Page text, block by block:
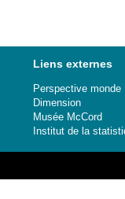
Liens externes
Perspective monde
Dimension
Musée McCord
Institut de la